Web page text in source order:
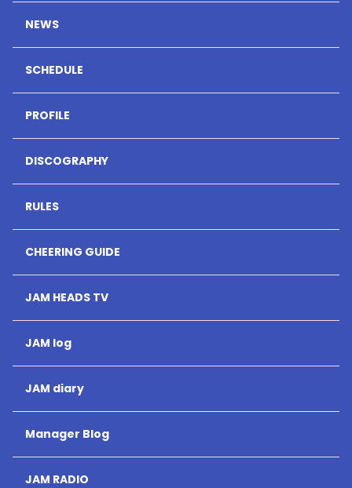
NEWS
SCHEDULE
PROFILE
DISCOGRAPHY
RULES
CHEERING GUIDE
JAM HEADS TV
JAM log
JAM diary
Manager Blog
JAM RADIO